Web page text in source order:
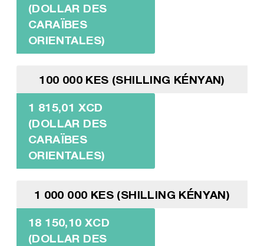
(DOLLAR DES
CARAÏBES
ORIENTALES)
100 000 KES (SHILLING KÉNYAN)
1 815,01 XCD
(DOLLAR DES
CARAÏBES
ORIENTALES)
1 000 000 KES (SHILLING KÉNYAN)
18 150,10 XCD
(DOLLAR DES